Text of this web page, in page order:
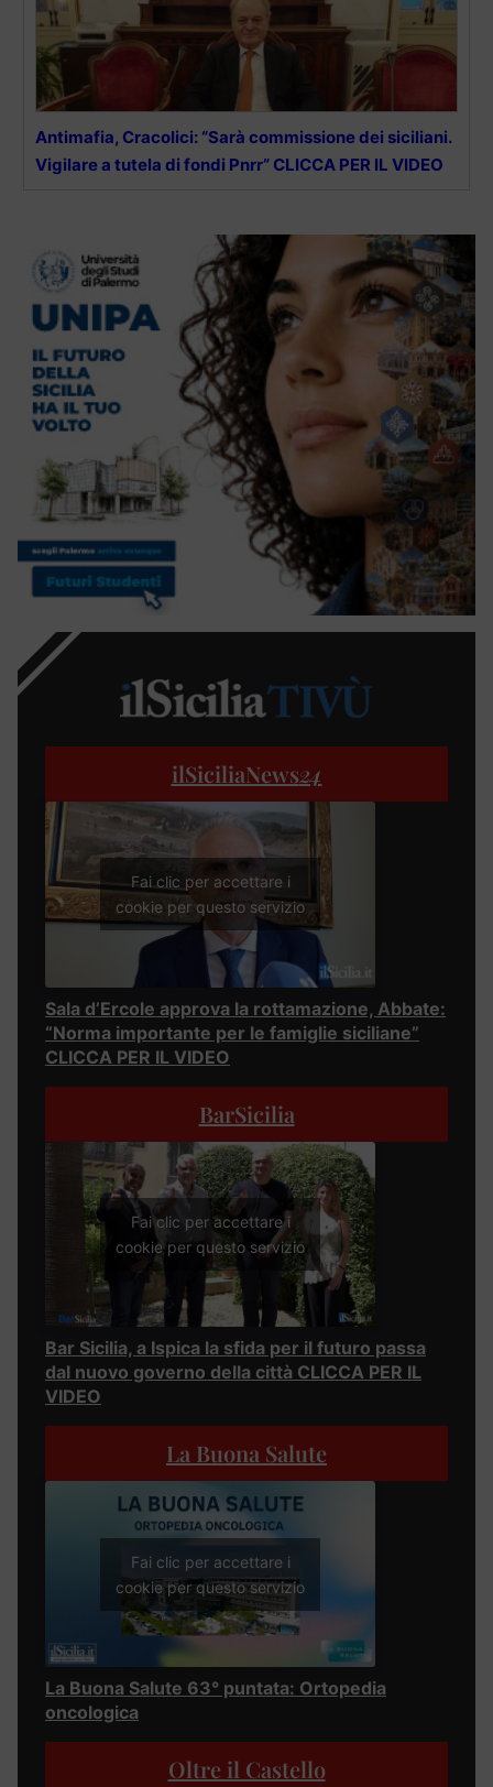
Antimafia, Cracolici: “Sarà commissione dei siciliani.
Vigilare a tutela di fondi Pnrr” CLICCA PER IL VIDEO
ilSiciliaNews24
Fai clic per accettare i
cookie per questo servizio
Sala d’Ercole approva la rottamazione, Abbate:
“Norma importante per le famiglie siciliane”
CLICCA PER IL VIDEO
BarSicilia
Fai clic per accettare i
cookie per questo servizio
Bar Sicilia, a Ispica la sfida per il futuro passa
dal nuovo governo della città CLICCA PER IL
VIDEO
La Buona Salute
Fai clic per accettare i
cookie per questo servizio
La Buona Salute 63° puntata: Ortopedia
oncologica
Oltre il Castello